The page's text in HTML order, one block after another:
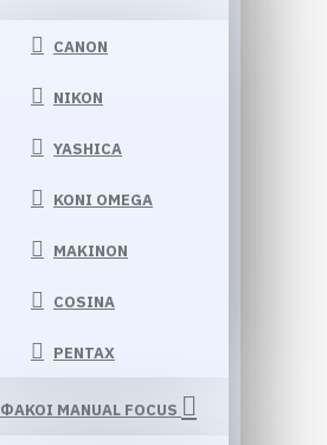
CANON
NIKON
YASHICA
KONI OMEGA
MAKINON
COSINA
PENTAX
ΦΑΚΟΙ MANUAL FOCUS